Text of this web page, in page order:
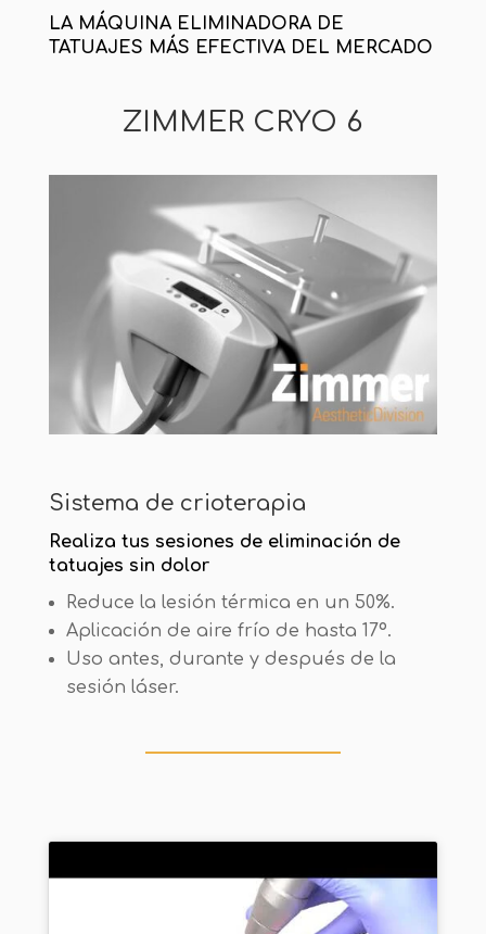
LA MÁQUINA ELIMINADORA DE
TATUAJES MÁS EFECTIVA DEL MERCADO
ZIMMER CRYO 6
Sistema de crioterapia
Realiza tus sesiones de eliminación de
tatuajes sin dolor
Reduce la lesión térmica en un 50%.
Aplicación de aire frío de hasta 17º.
Uso antes, durante y después de la
sesión láser.